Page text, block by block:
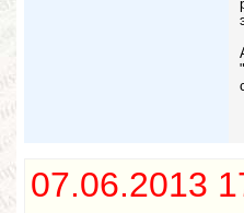
07.06.2013